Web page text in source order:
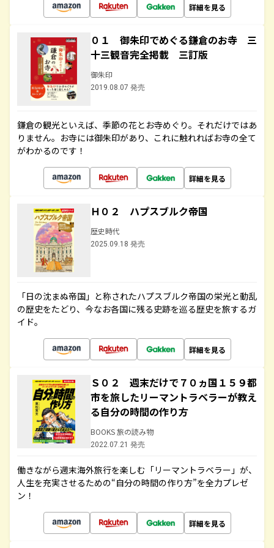
詳細を見る
０１ 御朱印でめぐる鎌倉のお寺 三
十三観音完全掲載 三訂版
御朱印
2019.08.07 発売
鎌倉の観光といえば、季節の花とお寺めぐり。それだけではあ
りません。お寺には御朱印があり、これに触れればお寺の全て
がわかるのです！
詳細を見る
Ｈ０２ ハプスブルク帝国
歴史時代
2025.09.18 発売
「日の沈まぬ帝国」と称されたハプスブルク帝国の栄光と動乱
の歴史をたどり、今なお各国に残る史跡を巡る歴史を旅するガ
イド。
詳細を見る
Ｓ０２ 週末だけで７０ヵ国１５９都
市を旅したリーマントラベラーが教え
る自分の時間の作り方
BOOKS 旅の読み物
2022.07.21 発売
働きながら週末海外旅行を楽しむ「リーマントラベラー」が、
人生を充実させるための“自分の時間の作り方”を全力プレゼ
ン！
詳細を見る